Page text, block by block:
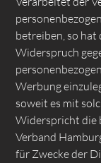
betreiben, so hat
Widerspruch
Werbung
soweit es mit
Widerspricht die
Verband
für Zwecke der